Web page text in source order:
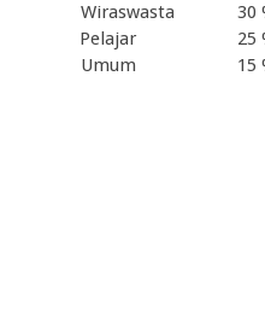
Wiraswasta
30
Pelajar
25
Umum
15